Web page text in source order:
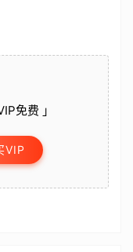
免费 」
VIP